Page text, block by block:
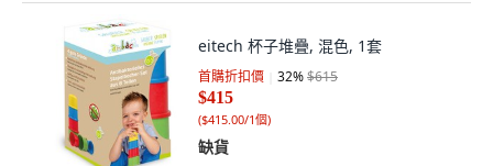
eitech 杯子堆疊, 混色, 1套
首購折扣價 32%$615
$415
($415.00/1個)
缺貨